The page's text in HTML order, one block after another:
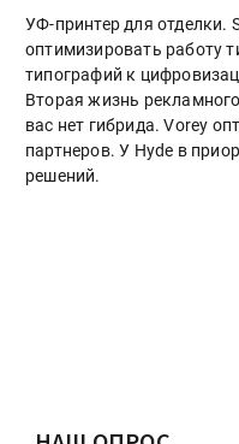
УФ-принтер для отделки.
оптимизировать работу
типографий к
Вторая жизнь
вас нет гибрида. Vorey
партнеров. У Hyde в
решений.